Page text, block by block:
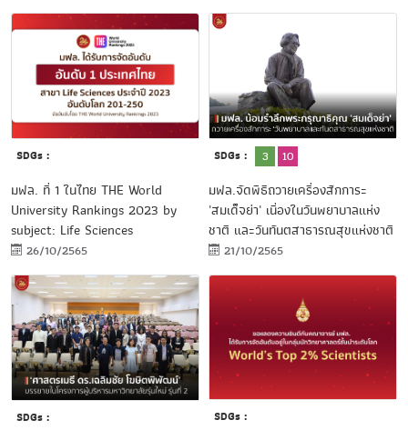
SDGs :
มฟล. ที่ 1 ในไทย THE World
University Rankings 2023 by
subject: Life Sciences
26/10/2565
SDGs : 3 10
มฟล.จัดพิธีถวายเครื่องสักการะ
'สมเด็จย่า' เนื่องในวันพยาบาลแห่ง
ชาติ และวันทันตสาธารณสุขแห่งชาติ
21/10/2565
SDGs : SDGs :